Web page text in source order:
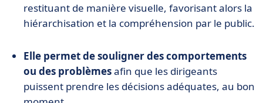
restituant de manière visuelle, favorisant alors la
hiérarchisation et la compréhension par le public.
Elle permet de souligner des comportements
ou des problèmesafin que les dirigeants
puissent prendre les décisions adéquates, au bon